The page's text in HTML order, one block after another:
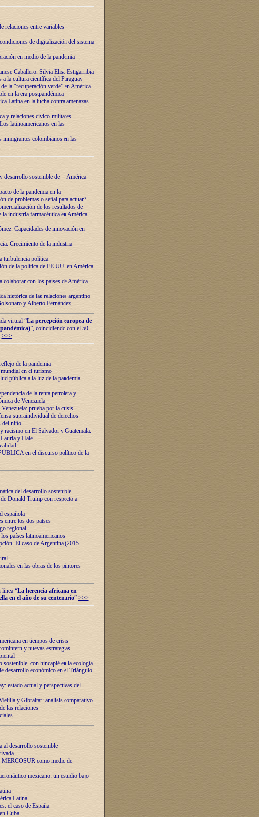
relaciones entre variables
de digitalización del sistema
en medio de la pandemia
Caballero, Silvia Elisa Estigarribia
a la cultura científica del Paraguay
la “recuperación verde” en América
en la era postpandémica
Latina en la lucha contra amenazas
y relaciones cívico-militares
latinoamericanos en las
colombianos en las
desarrollo sostenible de América
de la pandemia en la
de problemas o señal para actuar?
de los resultados de
industria farmacéutica en América
Capacidades de innovaciόn en
Crecimiento de la industria
turbulencia política
de la política de EE.UU. en América
con los países de Amèrica
histόrica de las relaciones argentino-
y Alberto Fernández
virtual “La percepción europea de
”, coincidiendo con el 50
>>>
de la pandemia
en el turismo
pública a la luz de la pandemia
de la renta petrolera y
de Venezuela
prueba por la crisis
supraindividual de derechos
del niño
en El Salvador y Guatemala.
y Hale
en el discurso político de la
del desarrollo sostenible
Donald Trump con respecto a
española
entre los dos países
regional
países latinoamericanos
El caso de Argentina (2015-
en las obras de los pintores
línea “La herencia africana en
en el año de su centenario” >>>
en tiempos de crisis
y nuevas estrategias
sostenible con hincapié en la ecología
desarrollo económico en el Triángulo
estado actual y perspectivas del
y Gibraltar: análisis comparativo
las relaciones
al desarrollo sostenible
MERCOSUR como medio de
mexicano: un estudio bajo
Latina
el caso de España
Cuba